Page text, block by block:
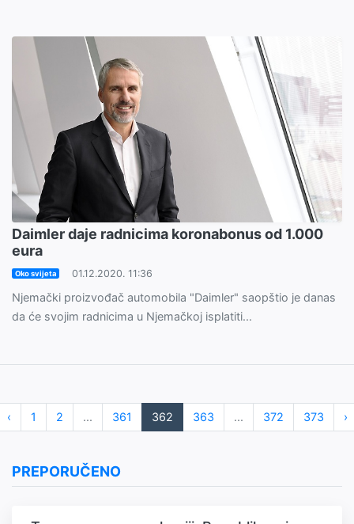
Daimler daje radnicima koronabonus od 1.000
eura
Oko svijeta 01.12.2020. 11:36
Njemački proizvođač automobila "Daimler" saopštio je danas
da će svojim radnicima u Njemačkoj isplatiti...
‹ 1 2 ... 361 362 363 ... 372 373 ›
PREPORUČENO